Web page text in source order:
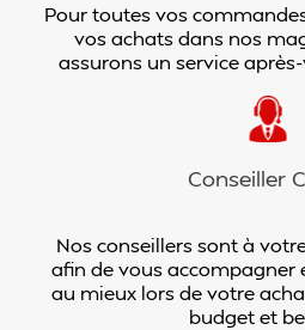
Pour toutes vos
vos achats dans nos
assurons un service
Conseiller
Nos conseillers sont à
afin de vous accompagner
au mieux lors de votre
budget et